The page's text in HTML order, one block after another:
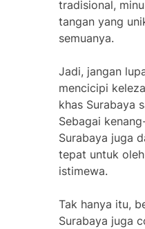
tradisional,
tangan yang
semuanya.
Jadi, jangan
mencicipi
khas Surabaya
Sebagai
Surabaya juga
tepat untuk
istimewa.
Tak hanya itu,
Surabaya juga